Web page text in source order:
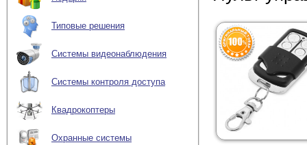
Типовые решения
Системы видеонаблюдения
Системы контроля доступа
Квадрокоптеры
Охранные системы